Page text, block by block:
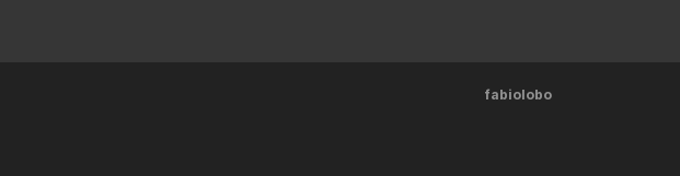
fabiolobo